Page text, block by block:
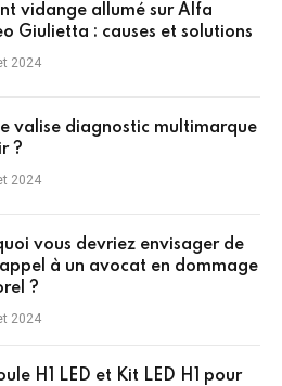
vidange allumé sur Alfa
Giulietta : causes et solutions
2024
valise diagnostic multimarque
?
2024
vous devriez envisager de
à un avocat en dommage
?
2024
H1 LED et Kit LED H1 pour